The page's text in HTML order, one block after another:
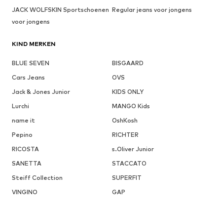
JACK WOLFSKIN Sportschoenen
voor jongens
Regular jeans voor jongens
KIND MERKEN
BLUE SEVEN
BISGAARD
Cars Jeans
OVS
Jack & Jones Junior
KIDS ONLY
Lurchi
MANGO Kids
name it
OshKosh
Pepino
RICHTER
RICOSTA
s.Oliver Junior
SANETTA
STACCATO
Steiff Collection
SUPERFIT
VINGINO
GAP